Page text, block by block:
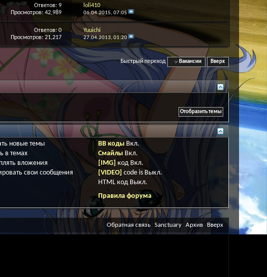
Ответов: 9
Просмотров: 42,989
loli410
06.04.2015,07:05
Ответов: 0
Просмотров: 21,217
Yuuichi
27.04.2013,01:20
Быстрый переход Вакансии Вверх
новые темы
в темах
вложения
свои сообщения
BB коды Вкл.
Смайлы Вкл.
[IMG]код Вкл.
[VIDEO] code is Выкл.
HTML код Выкл.
Правила форума
Обратная связь Sanctuary Архив Вверх